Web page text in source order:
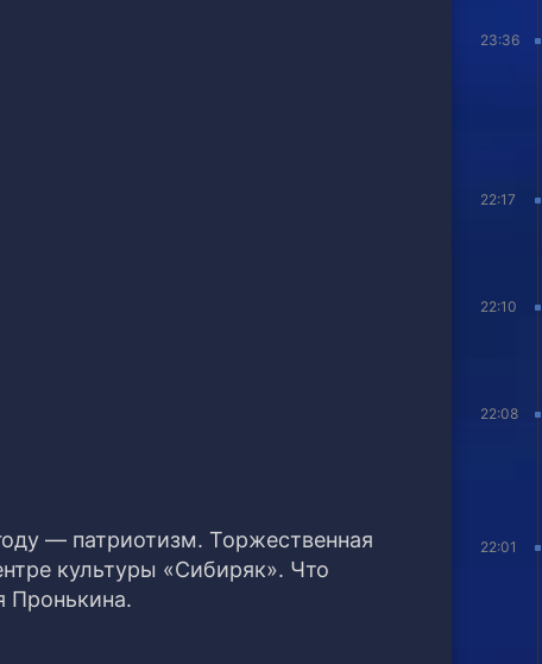
— патриотизм. Торжественная
культуры «Сибиряк». Что
Пронькина.
23:36
22:17
22:10
22:08
22:01